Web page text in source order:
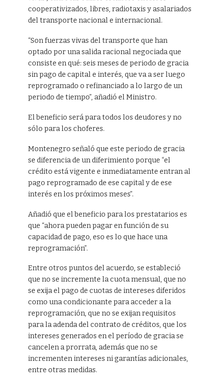
cooperativizados, libres, radiotaxis y asalariados
del transporte nacional e internacional.
“Son fuerzas vivas del transporte que han
optado por una salida racional negociada que
consiste en qué: seis meses de periodo de gracia
sin pago de capital e interés, que va a ser luego
reprogramado o refinanciado a lo largo de un
periodo de tiempo”, añadió el Ministro.
El beneficio será para todos los deudores y no
sólo para los choferes.
Montenegro señaló que este periodo de gracia
se diferencia de un diferimiento porque “el
crédito está vigente e inmediatamente entran al
pago reprogramado de ese capital y de ese
interés en los próximos meses”.
Añadió que el beneficio para los prestatarios es
que “ahora pueden pagar en función de su
capacidad de pago, eso es lo que hace una
reprogramación”.
Entre otros puntos del acuerdo, se estableció
que no se incremente la cuota mensual, que no
se exija el pago de cuotas de intereses diferidos
como una condicionante para acceder a la
reprogramación, que no se exijan requisitos
para la adenda del contrato de créditos, que los
intereses generados en el período de gracia se
cancelen a prorrata, además que no se
incrementen intereses ni garantías adicionales,
entre otras medidas.